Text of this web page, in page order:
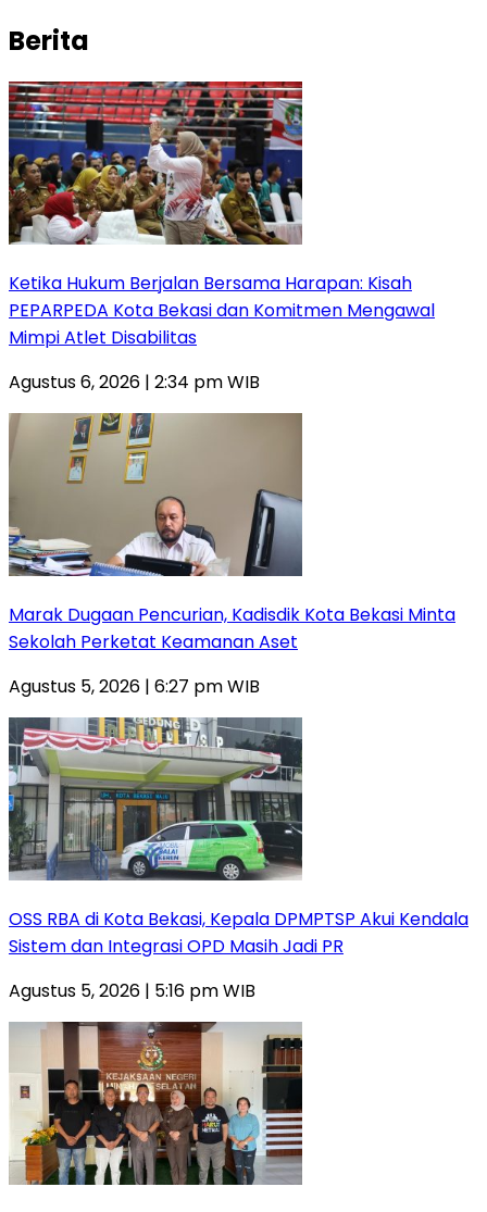
Berita
Ketika Hukum Berjalan Bersama Harapan: Kisah
PEPARPEDA Kota Bekasi dan Komitmen Mengawal
Mimpi Atlet Disabilitas
Agustus 6, 2026 | 2:34 pm WIB
‎Marak Dugaan Pencurian, Kadisdik Kota Bekasi Minta
Sekolah Perketat Keamanan Aset
Agustus 5, 2026 | 6:27 pm WIB
‎OSS RBA di Kota Bekasi, Kepala DPMPTSP Akui Kendala
Sistem dan Integrasi OPD Masih Jadi PR
Agustus 5, 2026 | 5:16 pm WIB